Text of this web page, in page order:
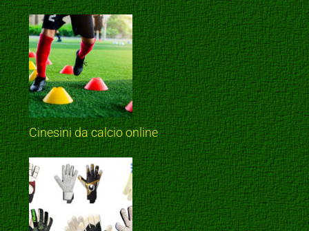
Cinesini da calcio online